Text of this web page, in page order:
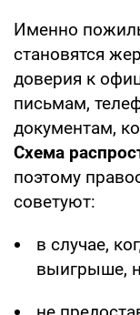
Именно
становятся
доверия к
письмам,
документам,
Схема
поэтому
советуют:
в случае,
выигрыше,